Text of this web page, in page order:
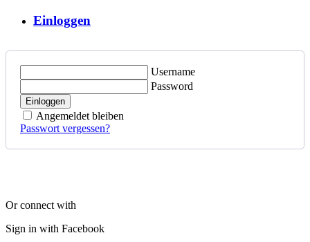
Einloggen
Username
Password
Einloggen
Angemeldet bleiben
Passwort vergessen?
Or connect with
Sign in with Facebook